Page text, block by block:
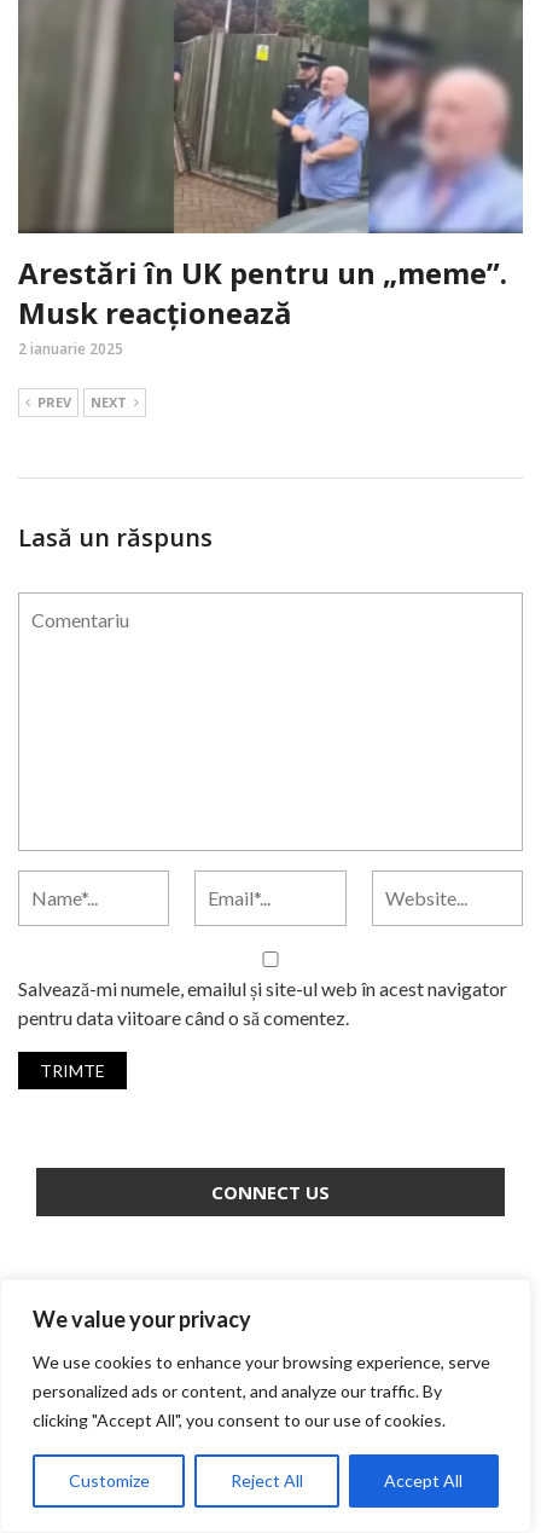
We value your privacy
We use cookies to enhance your browsing experience, serve
personalized ads or content, and analyze our traffic. By
clicking "Accept All", you consent to our use of cookies.
Customize Reject All Accept All
Arestări în UK pentru un „meme”.
Musk reacționează
2 ianuarie 2025
PREV NEXT
Lasă un răspuns
Salvează-mi numele, emailul și site-ul web în acest navigator
pentru data viitoare când o să comentez.
CONNECT US
Politico: care sunt „lebedele
negre” din 2025?
Austria: Populiștii – desemnați să
formeze Guvernul